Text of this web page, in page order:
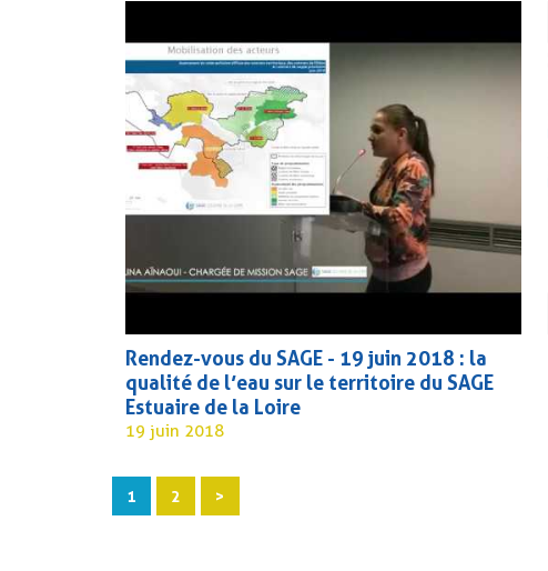
Rendez-vous du SAGE - 19 juin 2018 : la
qualité de l’eau sur le territoire du SAGE
Estuaire de la Loire
19 juin 2018
1 2 >